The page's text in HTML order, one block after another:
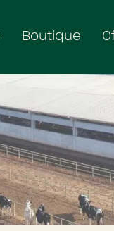
Boutique